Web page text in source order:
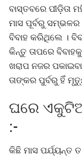
ବାସ୍ତବରେ ପୀଡ଼ିତା
ମାସ ପୂର୍ବରୁ
ବିବାହ କରିଥିଲେ ।
କିନ୍ତୁ ତାପରେ
ଖରାପ ନଜର
ତାଙ୍କର ପୁର୍ବରୁ ହିଁ
ଘରେ
:-
କିଛି ମାସ ପର୍ଯ୍ୟନ୍ତ